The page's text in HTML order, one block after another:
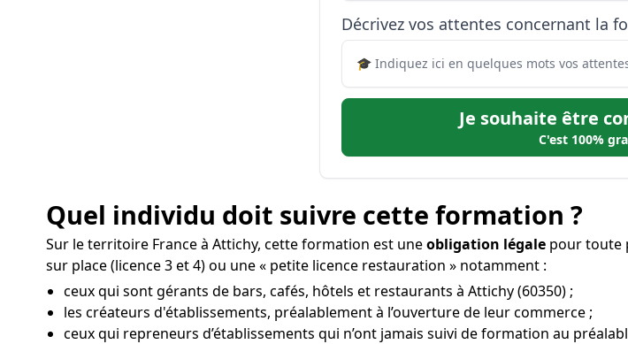
Décrivez vos attentes concernant la
Je souhaite être
C'est 100%
Quel individu doit suivre cette formation ?
Sur le territoire France à Attichy, cette formation est uneobligation légale pour toute
sur place (licence 3 et 4) ou une « petite licence restauration » notamment :
ceux qui sont gérants de bars, cafés, hôtels et restaurants à Attichy (60350) ;
les créateurs d'établissements, préalablement à l’ouverture de leur commerce ;
ceux qui repreneurs d’établissements qui n’ont jamais suivi de formation au